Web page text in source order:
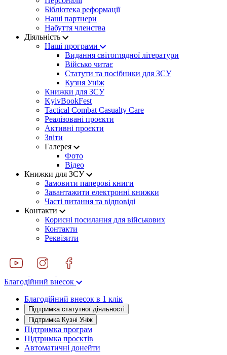
Бібліотека реформації
Наші партнери
Набуття членства
Діяльність
Наші програми
Видання світоглядної літератури
Військо читає
Статути та посібники для ЗСУ
Кузня Уніж
Книжки для ЗСУ
KyivBookFest
Tactical Combat Casualty Care
Реалізовані проєкти
Активні проєкти
Звіти
Галерея
Фото
Відео
Книжки для ЗСУ
Замовити паперові книги
Завантажити електронні книжки
Часті питання та відповіді
Контакти
Корисні посилання для військових
Контакти
Реквізити
Благодійний внесок
Благодійний внесок в 1 клік
Підтримка статутної діяльності
Підтримка Кузні Уніж
Підтримка програм
Підтримка проєктів
Автоматичні донейти